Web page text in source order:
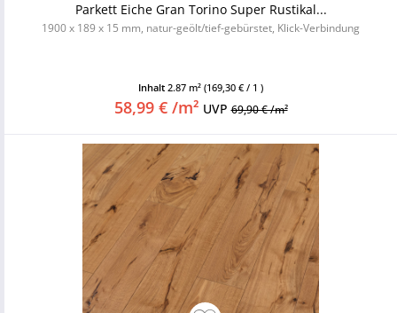
Parkett Eiche Gran Torino Super Rustikal...
1900 x 189 x 15 mm, natur-geölt/tief-gebürstet, Klick-Verbindung
Inhalt 2.87 m² (169,30 € / 1 )
58,99 € /m² UVP69,90 € /m²